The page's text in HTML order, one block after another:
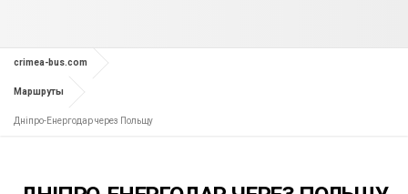
crimea-bus.com
Маршруты
Дніпро-Енергодар через Польщу